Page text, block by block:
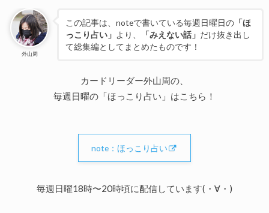
外山周
この記事は、noteで書いている毎週日曜日の「ほ
っこり占い」 より、 「みえない話」 だけ抜き出し
て総集編としてまとめたものです！
カードリーダー外山周の、
毎週日曜の「ほっこり占い」はこちら！
note：ほっこり占い
毎週日曜18時〜20時頃に配信しています(・∀・)